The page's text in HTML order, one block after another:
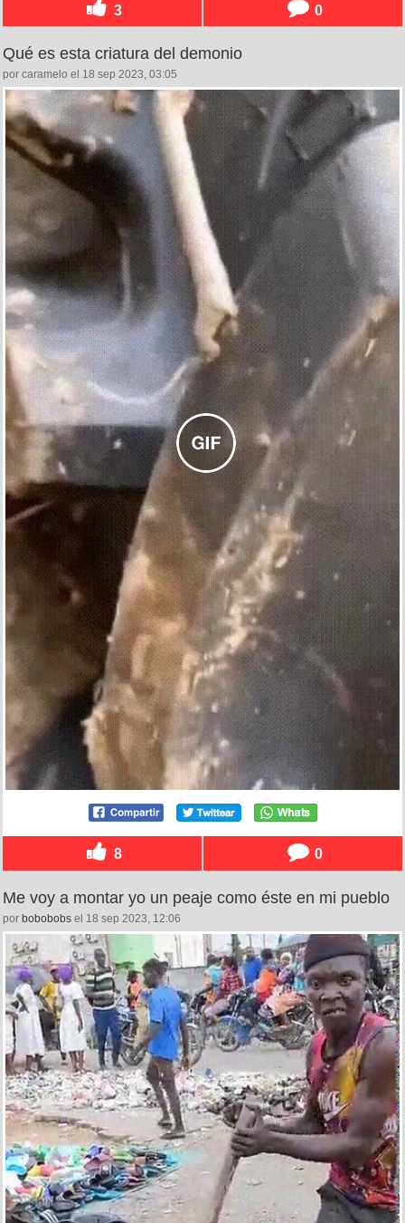
3 0
Qué es esta criatura del demonio
por caramelo el 18 sep 2023, 03:05
8 0
Me voy a montar yo un peaje como éste en mi pueblo
por bobobobs el 18 sep 2023, 12:06